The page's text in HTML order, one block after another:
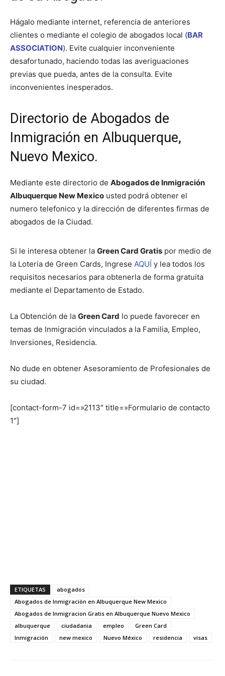
Hágalo mediante internet, referencia de anteriores
clientes o mediante el colegio de abogados local (BAR
ASSOCIATION). Evite cualquier inconveniente
desafortunado, haciendo todas las averiguaciones
previas que pueda, antes de la consulta. Evite
inconvenientes inesperados.
Directorio de Abogados de
Inmigración en Albuquerque,
Nuevo Mexico.
Mediante este directorio de Abogados de Inmigración
Albuquerque New Mexico usted podrá obtener el
numero telefonico y la dirección de diferentes firmas de
abogados de la Ciudad.
Si le interesa obtener la Green Card Gratis por medio de
la Loteria de Green Cards, Ingrese AQUÍ y lea todos los
requisitos necesarios para obtenerla de forma gratuita
mediante el Departamento de Estado.
La Obtención de la Green Card lo puede favorecer en
temas de Inmigración vinculados a la Familia, Empleo,
Inversiones, Residencia.
No dude en obtener Asesoramiento de Profesionales de
su ciudad.
[contact-form-7 id=»2113″ title=»Formulario de contacto
1″]
ETIQUETAS
abogados
Abogados de Inmigración en Albuquerque New Mexico
Abogados de Inmigracion Gratis en Albuquerque Nuevo Mexico
albuquerque
ciudadania empleo
Green Card
Inmigración
new mexico Nuevo México residencia visas